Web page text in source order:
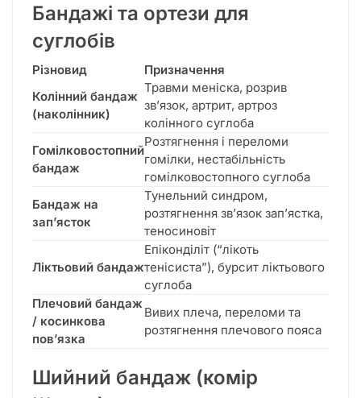
Бандажі та ортези для
суглобів
Різновид
Призначення
Колінний бандаж
(наколінник)
Травми меніска, розрив
зв’язок, артрит, артроз
колінного суглоба
Гомілковостопний
бандаж
Розтягнення і переломи
гомілки, нестабільність
гомілковостопного суглоба
Бандаж на
зап’ясток
Тунельний синдром,
розтягнення зв’язок зап’ястка,
теносиновіт
Ліктьовий бандаж
Епіконділіт (“лікоть
тенісиста”), бурсит ліктьового
суглоба
Плечовий бандаж
/ косинкова
пов’язка
Вивих плеча, переломи та
розтягнення плечового пояса
Шийний бандаж (комір